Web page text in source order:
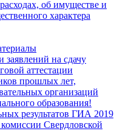
об имуществе и
характера
заявлений на сдачу
аттестации
прошлых лет,
организаций
образования!
результатов ГИА 2019
Свердловской